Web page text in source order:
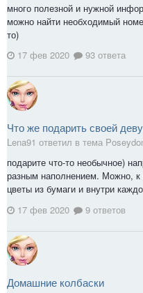
много полезной и нужной
можно найти необходимый
то)
17 фев 2020
93 ответа
Что же подарить своей
Lena91 ответил в тема
подарите что-то необычное)
разным наполнением. Можно,
цветы из бумаги и внутри
17 фев 2020
9 ответов
Домашние колбаски